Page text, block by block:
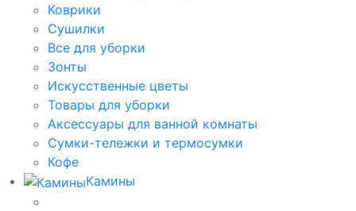
Коврики
Сушилки
Все для уборки
Зонты
Искусственные цветы
Товары для уборки
Аксессуары для ванной комнаты
Сумки-тележки и термосумки
Кофе
Камины